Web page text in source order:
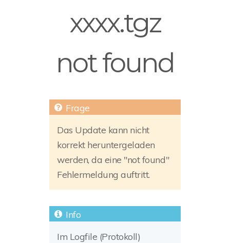
xxxx.tgz
not found
Das Update kann nicht
korrekt heruntergeladen
werden, da eine "not found"
Fehlermeldung auftritt.
Im Logfile (Protokoll)